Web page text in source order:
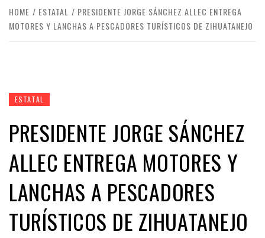
HOME ESTATAL
PRESIDENTE JORGE SÁNCHEZ ALLEC ENTREGA
MOTORES Y LANCHAS A PESCADORES TURÍSTICOS DE ZIHUATANEJO
ESTATAL
PRESIDENTE JORGE SÁNCHEZ
ALLEC ENTREGA MOTORES Y
LANCHAS A PESCADORES
TURÍSTICOS DE ZIHUATANEJO